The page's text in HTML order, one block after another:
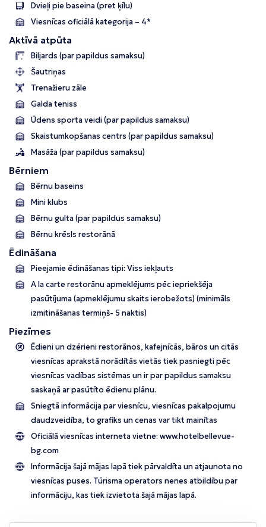
Dvieļi pie baseina (pret ķīlu)
Viesnīcas oficiālā kategorija – 4*
Aktīvā atpūta
Biljards (par papildus samaksu)
Šautriņas
Trenažieru zāle
Galda teniss
Ūdens sporta veidi (par papildus samaksu)
Skaistumkopšanas centrs (par papildus samaksu)
Masāža (par papildus samaksu)
Bērniem
Bērnu baseins
Mini klubs
Bērnu gulta (par papildus samaksu)
Bērnu krēsls restorānā
Ēdināšana
Pieejamie ēdināšanas tipi: Viss iekļauts
A la carte restorānu apmeklējums pēc iepriekšēja
pasūtījuma (apmeklējumu skaits ierobežots)(minimāls
izmitināšanas termiņš- 5 naktis)
Piezīmes
Ēdieni un dzērieni restorānos, kafejnīcās, bāros un citās
viesnīcas aprakstā norādītās vietās tiek pasniegti pēc
viesnīcas vadības sistēmas un ir par papildus samaksu
saskaņā ar pasūtīto ēdienu plānu.
Sniegtā informācija par viesnīcu, viesnīcas pakalpojumu
daudzveidība, to grafiks un cenas var tikt mainītas
Oficiālā viesnīcas interneta vietne: www.hotelbellevue-
bg.com
Informācija šajā mājas lapā tiek pārvaldīta un atjaunota no
viesnīcas puses. Tūrisma operators nenes atbildību par
informāciju, kas tiek izvietota šajā mājas lapā.